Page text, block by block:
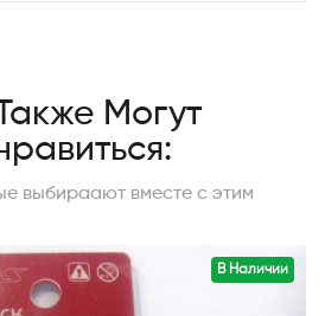
Могут
выбираают вместе с этим
В Наличии